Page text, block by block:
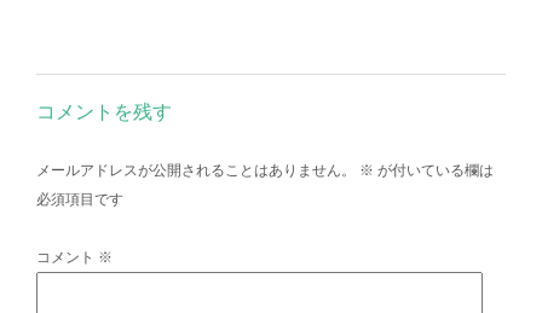
コメントを残す
メールアドレスが公開されることはありません。 ※ が付いている欄は
必須項目です
コメント ※